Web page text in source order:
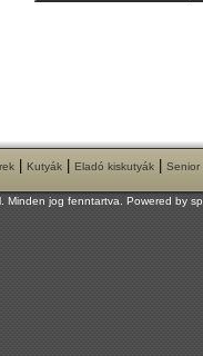
| Kutyák| Eladó kiskutyák| Senior
Minden jog fenntartva. Powered by